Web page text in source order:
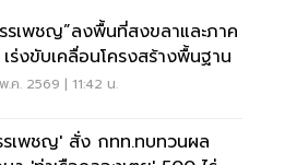
รเพชญ”ลงพื้นที่สงขลาและภาค
เร่งขับเคลื่อนโครงสร้างพื้นฐาน
.ค. 2569 | 11:42 น.
รเพชญ' สั่ง กทท.ทบทวนผล